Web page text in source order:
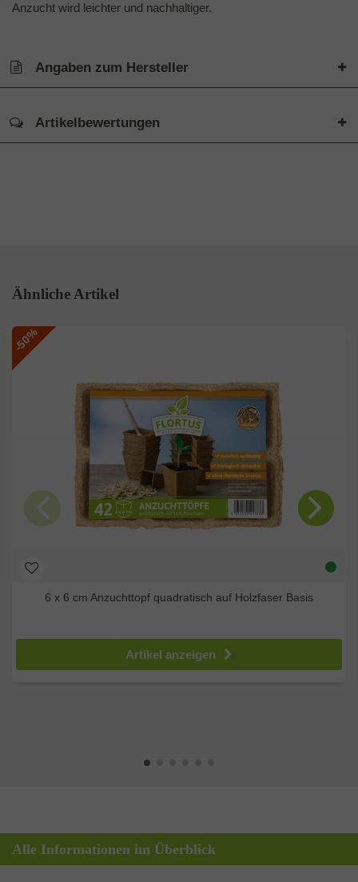
Anzucht wird leichter und nachhaltiger.
Angaben zum Hersteller
Artikelbewertungen
Ähnliche Artikel
-50%
6 x 6 cm Anzuchttopf quadratisch auf Holzfaser Basis
Artikel anzeigen
Alle Informationen im Überblick